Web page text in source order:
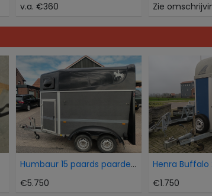
v.a. €360
Zie
Humbaur 15 paards paardentrailer
€5.750
€1.750